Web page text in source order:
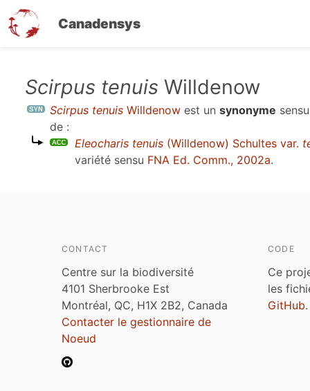
Canadensys
contenu
Scirpus tenuis Willdenow
Scirpus tenuis Willdenow est un synonyme
de :
Eleocharis tenuis (Willdenow) Schultes var.
variété sensu FNA Ed. Comm., 2002a.
CONTACT
Centre sur la biodiversité
4101 Sherbrooke Est
Montréal, QC, H1X 2B2, Canada
Contacter le gestionnaire de
Noeud
CODE
Ce
les
GitHub.